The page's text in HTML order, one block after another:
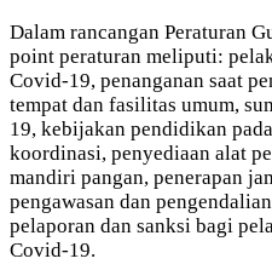
Dalam rancangan Peraturan
point peraturan meliputi:
Covid-19, penanganan saat
tempat dan fasilitas umum,
19, kebijakan pendidikan
koordinasi, penyediaan alat
mandiri pangan, penerapan
pengawasan dan
pelaporan dan sanksi bagi
Covid-19.